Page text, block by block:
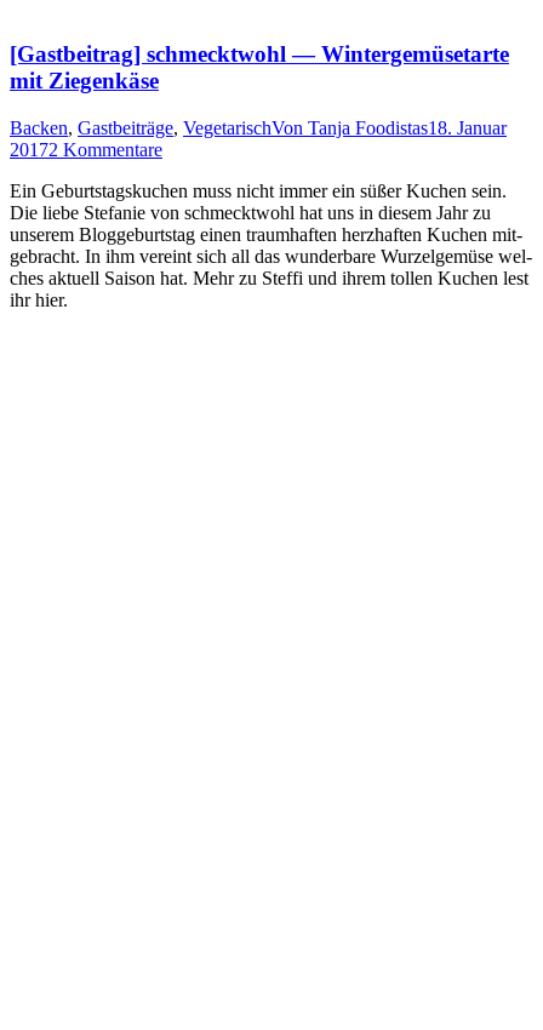
[Gastbeitrag] schmecktwohl — Wintergemüsetarte
mit Ziegenkäse
Backen, Gastbeiträge, VegetarischVon Tanja Foodistas18. Januar
20172 Kommentare
Ein Geburts­tags­ku­chen muss nicht immer ein süßer Kuchen sein.
Die lie­be Ste­fa­nie von schmeckt­wohl hat uns in die­sem Jahr zu
unse­rem Blog­ge­burts­tag einen traum­haf­ten herz­haf­ten Kuchen mit­
ge­bracht. In ihm ver­eint sich all das wun­der­ba­re Wur­zel­ge­mü­se wel­
ches aktu­ell Sai­son hat. Mehr zu Stef­fi und ihrem tol­len Kuchen lest
ihr hier.